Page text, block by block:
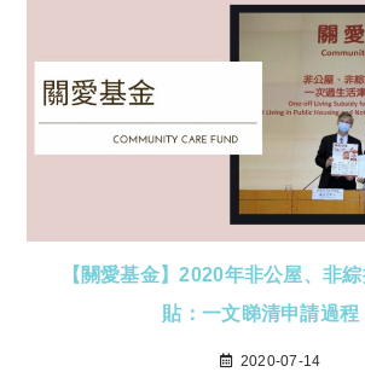
【關愛基金】2020年非公屋、非
貼：一文睇清申請過程
2020-07-14